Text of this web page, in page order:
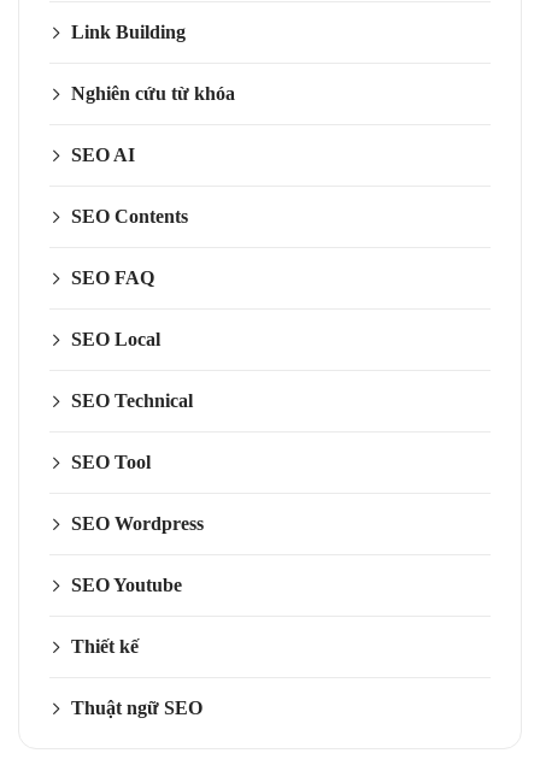
Link Building
Nghiên cứu từ khóa
SEO AI
SEO Contents
SEO FAQ
SEO Local
SEO Technical
SEO Tool
SEO Wordpress
SEO Youtube
Thiết kế
Thuật ngữ SEO